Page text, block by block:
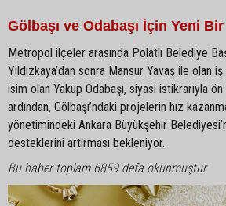
Gölbaşı ve Odabaşı İçin Yeni
Metropol ilçeler arasında Polatlı Belediye
Yıldızkaya’dan sonra Mansur Yavaş ile olan
isim olan Yakup Odabaşı, siyasi istikrarıyla ön
ardından, Gölbaşı’ndaki projelerin hız
yönetimindeki Ankara Büyükşehir
desteklerini artırması bekleniyor.
Bu haber toplam 6859 defa okunmuştur